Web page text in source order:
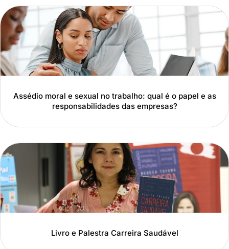
Assédio moral e sexual no trabalho: qual é o papel e as
responsabilidades das empresas?
Livro e Palestra Carreira Saudável